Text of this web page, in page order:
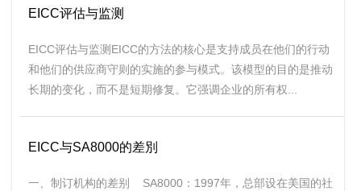
EICC评估与监测
EICC评估与监测EICC的方法的核心是支持成员在他们的行动
和他们的供应商守则的实施的参与模式。该模型的目的是推动
长期的变化，而不是短期修复。它强调企业的所有权...
EICC与SA8000的差別
一、制订机构的差别 SA8000：1997年，总部设在美国的社